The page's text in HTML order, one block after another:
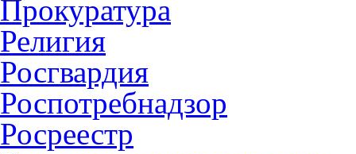
Прокуратура
Религия
Росгвардия
Роспотребнадзор
Росреестр